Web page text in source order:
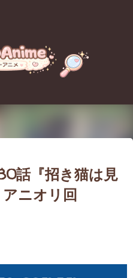
アクセス障害
転（引っ越
話『招き猫は見
ニオリ回